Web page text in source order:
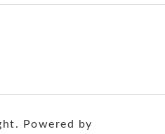
Powered by